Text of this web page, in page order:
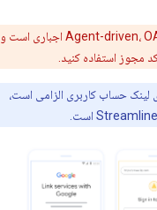
برای جریان‌های MCP، UCP و Agent-driven، OAuth 2.1 اجباری است و
مجوز استفاده کنید.
لینک حساب کاربری الزامی است،